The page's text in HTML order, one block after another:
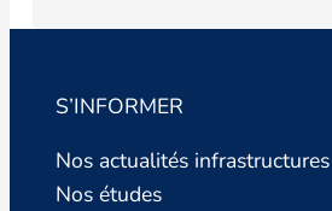
S’INFORMER
Nos actualités infrastructures
Nos études